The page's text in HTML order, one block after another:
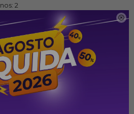

2
a 1 kHz/1 mW (dB): 97
de frecuencia dinámica (Hz): 20 Hz -
32